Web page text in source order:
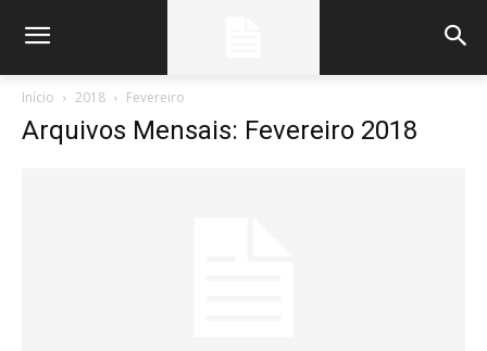
Início 2018 Fevereiro
Arquivos Mensais: Fevereiro 2018